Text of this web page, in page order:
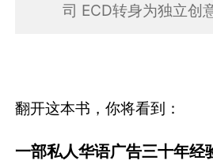
司 ECD转身为独立创
翻开这本书，你将看到：
一部私人华语广告三十年经